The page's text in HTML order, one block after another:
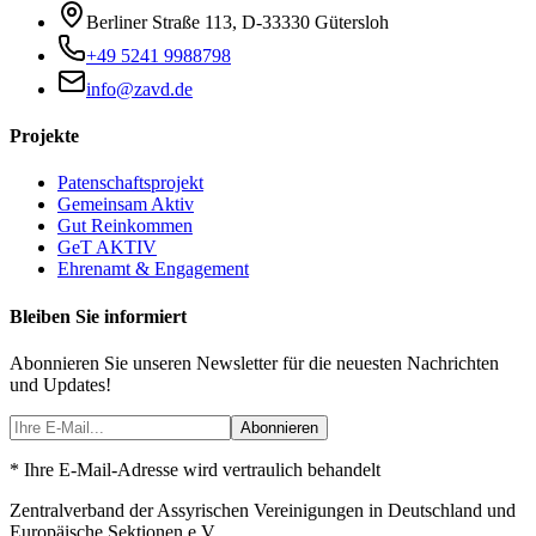
Berliner Straße 113, D-33330 Gütersloh
+49 5241 9988798
info@zavd.de
Projekte
Patenschaftsprojekt
Gemeinsam Aktiv
Gut Reinkommen
GeT AKTIV
Ehrenamt & Engagement
Bleiben Sie informiert
Abonnieren Sie unseren Newsletter für die neuesten Nachrichten
und Updates!
Abonnieren
* Ihre E-Mail-Adresse wird vertraulich behandelt
Zentralverband der Assyrischen Vereinigungen in Deutschland und
Europäische Sektionen e.V.